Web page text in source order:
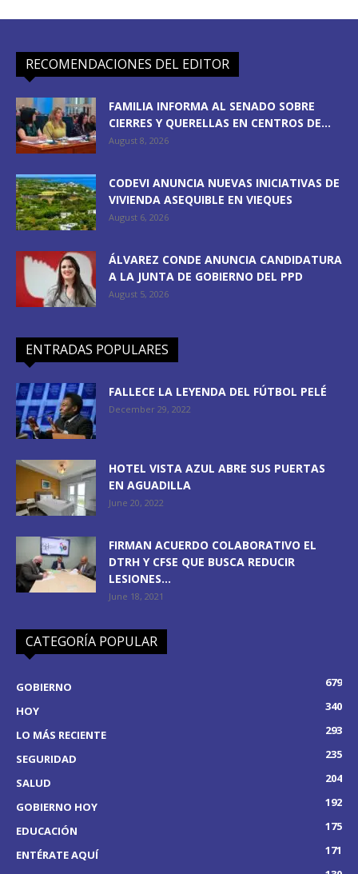
RECOMENDACIONES DEL EDITOR
FAMILIA INFORMA AL SENADO SOBRE
CIERRES Y QUERELLAS EN CENTROS DE...
August 8, 2026
CODEVI ANUNCIA NUEVAS INICIATIVAS DE
VIVIENDA ASEQUIBLE EN VIEQUES
August 6, 2026
ÁLVAREZ CONDE ANUNCIA CANDIDATURA
A LA JUNTA DE GOBIERNO DEL PPD
August 5, 2026
ENTRADAS POPULARES
FALLECE LA LEYENDA DEL FÚTBOL PELÉ
December 29, 2022
HOTEL VISTA AZUL ABRE SUS PUERTAS
EN AGUADILLA
June 20, 2022
FIRMAN ACUERDO COLABORATIVO EL
DTRH Y CFSE QUE BUSCA REDUCIR
LESIONES...
June 18, 2021
CATEGORÍA POPULAR
GOBIERNO
679
HOY
340
LO MÁS RECIENTE
293
SEGURIDAD
235
SALUD
204
GOBIERNO HOY
192
EDUCACIÓN
175
ENTÉRATE AQUÍ
171